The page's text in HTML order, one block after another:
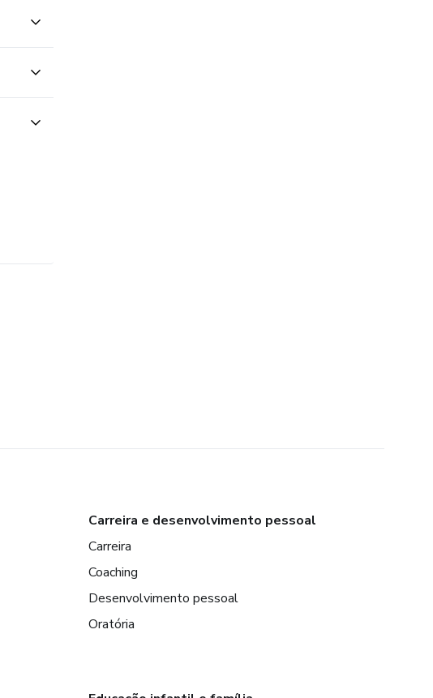
Carreira e desenvolvimento pessoal
Carreira
Coaching
Desenvolvimento pessoal
Oratória